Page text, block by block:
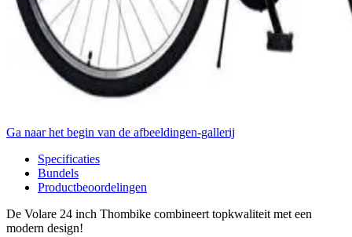
Ga naar het begin van de afbeeldingen-gallerij
Specificaties
Bundels
Productbeoordelingen
De Volare 24 inch Thombike combineert topkwaliteit met een
modern design!